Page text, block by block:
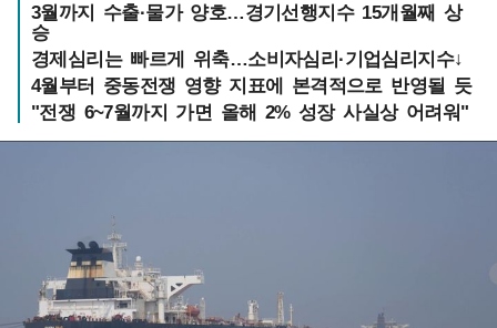
3월까지 수출·물가 양호…경기선행지수 15개월째 상
승
경제심리는 빠르게 위축…소비자심리·기업심리지수↓
4월부터 중동전쟁 영향 지표에 본격적으로 반영될 듯
"전쟁 6~7월까지 가면 올해 2% 성장 사실상 어려워"